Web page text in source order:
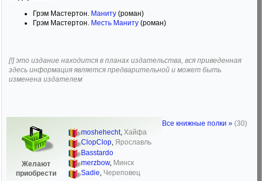
Грэм Мастертон. Маниту (роман)
Грэм Мастертон. Месть Маниту (роман)
[!] это издание находится в планах издательства, вся приведенная
здесь информация является предварительной и может быть
изменена издателем
Желают
приобрести
moshehecht, Хайфа
ClopClop, Ярославль
Basstardo
merzbow, Минск
Sadie, Череповец
Все книжные полки » (30)